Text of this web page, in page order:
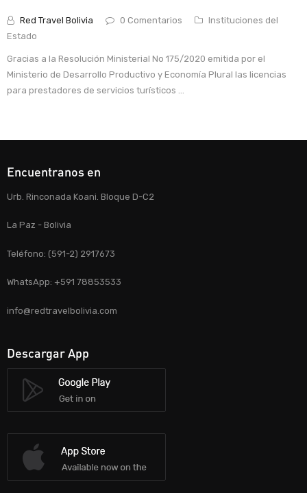
Red Travel Bolivia 0 Comentarios
Instituciones del
Estado
Gracias a la Resolución Ministerial No 175/2020 emitida por el
Ministerio de Desarrollo Productivo y Economía Plural las licencias
para prestadores de servicios turísticos ...
Encuentranos en
Urb. Rinconada Koani. Bloque D-C2
La Paz - Bolivia
Teléfono: (591-2) 2917673
WhatsApp: +591 78853533
info@redtravelbolivia.com
Descargar App